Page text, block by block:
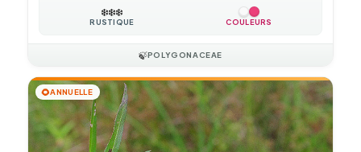
❄️❄️❄️
RUSTIQUE COULEURS
🍃POLYGONACEAE
🌻ANNUELLE